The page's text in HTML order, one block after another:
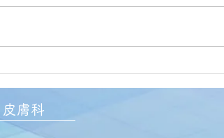
盆休みとさせていただきます。
ます。 8/10(月) 午前/午後診察
8/12-17(水～月) 休診(お盆休み)
8/18(月) 午前/午後診察(通常診
皮膚科​​